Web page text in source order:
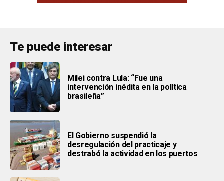
Te puede interesar
Milei contra Lula: “Fue una
intervención inédita en la política
brasileña”
El Gobierno suspendió la
desregulación del practicaje y
destrabó la actividad en los puertos